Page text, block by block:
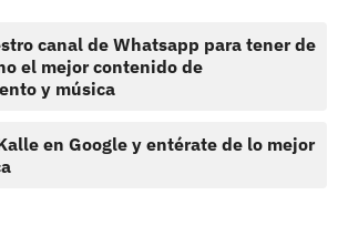
canal de Whatsapp para tener de
el mejor contenido de
y música
en Google y entérate de lo mejor